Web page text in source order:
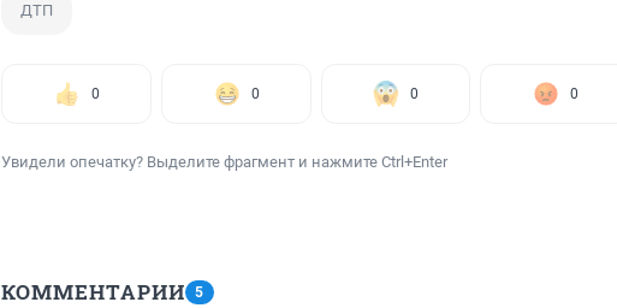
ДТП
0 0 0 0
Увидели опечатку? Выделите фрагмент и нажмите Ctrl+Enter
КОММЕНТАРИИ 5